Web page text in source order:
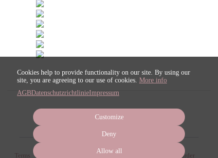
Terms Cancel subscription Cancel order
Cookies help to provide functionality on our site. By using our
site, you are agreeing to our use of cookies. More info
AGBDatenschutzrichtlinieImpressum
Customize
Deny
Allow all